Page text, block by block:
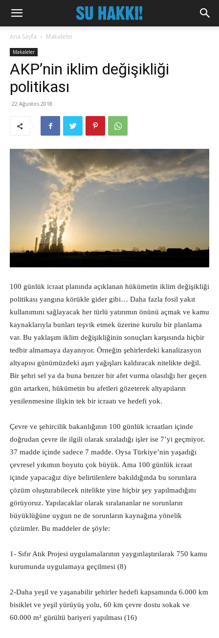
Ana Sayfa Makaleler
Makaleler
AKP’nin iklim değişikliği
politikası
22 Ağustos 2018
100 günlük icraat planında açıklanan hükümetin iklim değişikliği
politikası yangına körükle gider gibi… Daha fazla fosil yakıt
kullanımını sağlayacak her türlü yatırımın önünü açmak ve kamu
kaynaklarıyla bunları teşvik etmek üzerine kurulu bir planlama
var. Bu yaklaşım iklim değişikliğinin sonuçları karşısında hiçbir
tedbir almamaya dayanıyor. Örneğin şehirlerdeki kanalizasyon
altyapısı günümüzdeki aşırı yağışları kaldıracak nitelikte değil.
Bir şehri sel ya da buna benzer bir afet vurma olasılığı her geçen
gün artarken, hükümetin bu afetleri gözeterek altyapıların
yenilenmesine ilişkin tek bir icraatı ve hedefi yok.
Çevre ve şehircilik bakanlığının 100 günlük icraatları içinde
doğrudan çevre ile ilgili olarak sıraladığı işler ise 7’yi geçmiyor.
37 madde içinde sadece 7 madde. Oysa Türkiye’nin yaşadığı
çevresel yıkımın boyutu çok büyük. Ama 100 günlük icraat
içinde yapacağız diye belirtilenlere bakıldığında bu sorunlara
çözüm oluşturabilecek nitelikte yine hiçbir şey yapılmadığını
görüyoruz. Yapılacaklar olarak sıralananlar ne sorunların
büyüklüğüne uygun ne de sorunların kaynağına yönelik
çözümler. Bu maddeler de şöyle:
1- Sıfır Atık Projesi uygulamalarının yaygınlaştırılarak 750 kamu
kurumunda uygulamaya geçilmesi (8)
2-Daha yeşil ve yaşanabilir şehirler hedefi kapsamında 6.000 km
bisiklet ve yeşil yürüyüş yolu, 60 km çevre dostu sokak ve
60.000 m² gürültü bariyeri yapılması (16)